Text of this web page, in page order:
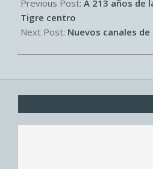
13
Previous Post: A 213 años de
Tigre centro
Next Post: Nuevos canales